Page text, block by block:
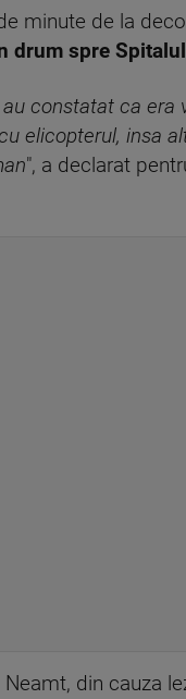
minute de la
drum spre
constatat ca era
elicopterul, insa
", a declarat
din cauza